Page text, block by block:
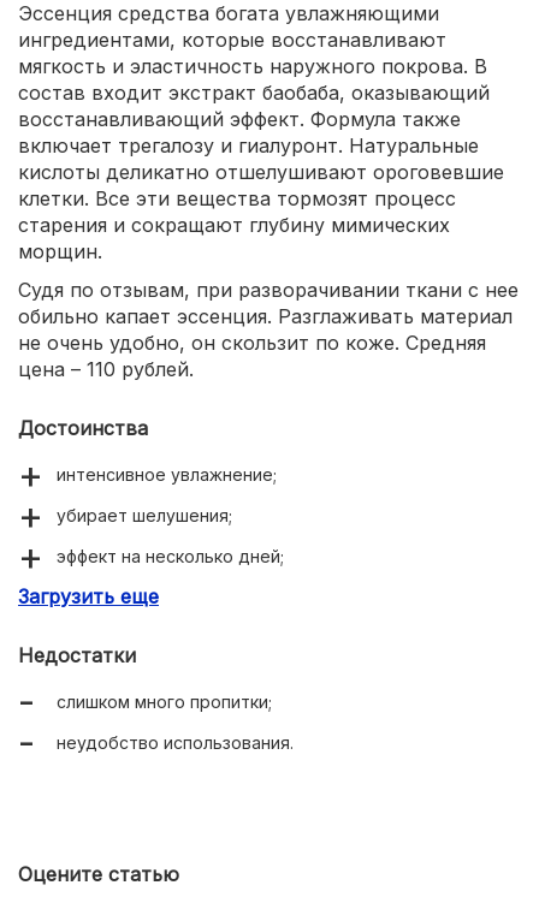
Эссенция средства богата увлажняющими
ингредиентами, которые восстанавливают
мягкость и эластичность наружного покрова. В
состав входит экстракт баобаба, оказывающий
восстанавливающий эффект. Формула также
включает трегалозу и гиалуронт. Натуральные
кислоты деликатно отшелушивают ороговевшие
клетки. Все эти вещества тормозят процесс
старения и сокращают глубину мимических
морщин.
Судя по отзывам, при разворачивании ткани с нее
обильно капает эссенция. Разглаживать материал
не очень удобно, он скользит по коже. Средняя
цена – 110 рублей.
Достоинства
интенсивное увлажнение;
убирает шелушения;
эффект на несколько дней;
выравнивание тона кожи.
Загрузить еще
Недостатки
слишком много пропитки;
неудобство использования.
Оцените статью